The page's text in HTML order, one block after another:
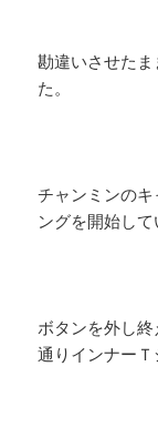
勘違いさせた
た。
チャンミンの
ングを開始して
ボタンを外し
通りインナーＴ